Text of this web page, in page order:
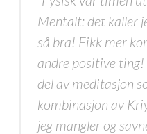
Mentalt: det kaller
så bra! Fikk mer
andre positive
del av meditasjon
kombinasjon av
jeg mangler og